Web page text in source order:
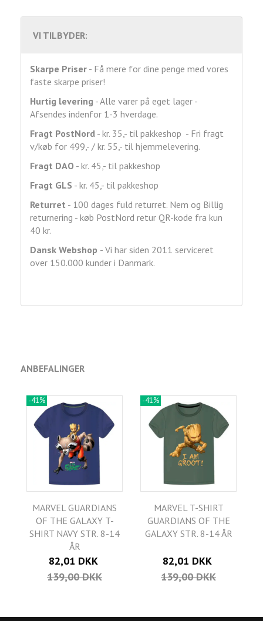
VI TILBYDER:
Skarpe Priser - Få mere for dine penge med vores
faste skarpe priser!
Hurtig levering - Alle varer på eget lager -
Afsendes indenfor 1-3 hverdage.
Fragt PostNord - kr. 35,- til pakkeshop - Fri fragt
v/køb for 499,- / kr. 55,- til hjemmelevering.
Fragt DAO - kr. 45,- til pakkeshop
Fragt GLS - kr. 45,- til pakkeshop
Returret - 100 dages fuld returret. Nem og Billig
returnering - køb PostNord retur QR-kode fra kun
40 kr.
Dansk Webshop - Vi har siden 2011 serviceret
over 150.000 kunder i Danmark.
ANBEFALINGER
-41%
MARVEL GUARDIANS
OF THE GALAXY T-
SHIRT NAVY STR. 8-14
ÅR
82,01 DKK
139,00 DKK
-41%
MARVEL T-SHIRT
GUARDIANS OF THE
GALAXY STR. 8-14 ÅR
82,01 DKK
139,00 DKK